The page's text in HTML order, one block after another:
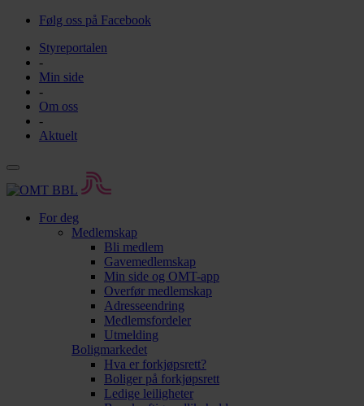
Følg oss på Facebook
Styreportalen
-
Min side
-
Om oss
-
Aktuelt
For deg
Medlemskap
Bli medlem
Gavemedlemskap
Min side og OMT-app
Overfør medlemskap
Adresseendring
Medlemsfordeler
Utmelding
Boligmarkedet
Hva er forkjøpsrett?
Boliger på forkjøpsrett
Ledige leiligheter